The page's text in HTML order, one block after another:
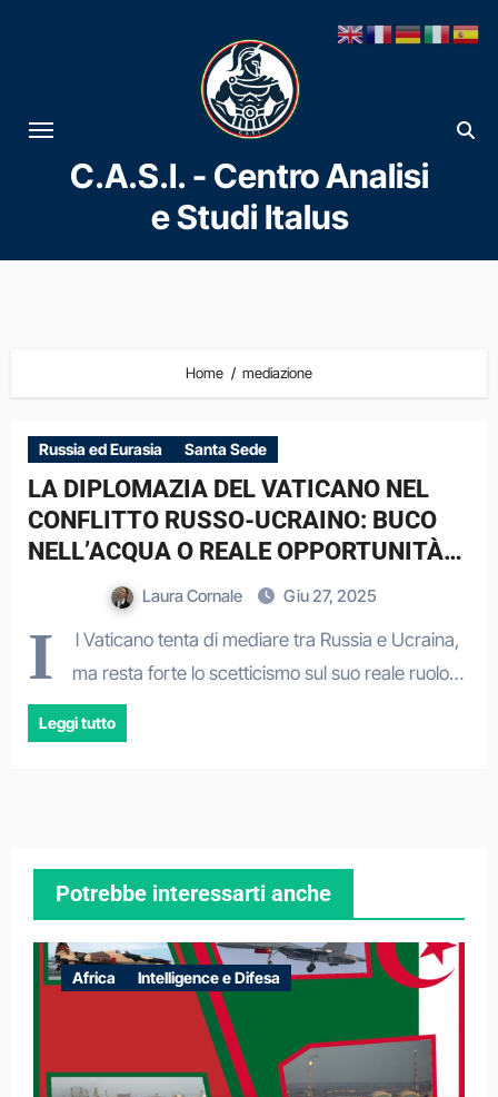
al
contenuto
C.A.S.I. - Centro Analisi
e Studi Italus
Home mediazione
Russia ed Eurasia Santa Sede
LA DIPLOMAZIA DEL VATICANO NEL
CONFLITTO RUSSO-UCRAINO: BUCO
NELL’ACQUA O REALE OPPORTUNITÀ
DI DIALOGO?Laura Cornale Giu 27, 2025
I
l Vaticano tenta di mediare tra Russia e Ucraina,
ma resta forte lo scetticismo sul suo reale ruolo…
Leggi tutto
Potrebbe interessarti anche
Africa Intelligence e Difesa